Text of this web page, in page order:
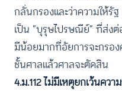
กลั่นกรองและว่าความให้รั
เป็น “บุรุษไปรษณีย์” ที่ส่ง
มีน้อยมากที่อัยการจะกรอ
ชั้นศาลแล้วศาลจะตัดสิน
4.ม.112 ไม่มีเหตุยกเว้นคว